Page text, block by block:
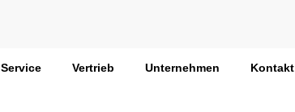
Service Vertrieb Unternehmen Kontakt